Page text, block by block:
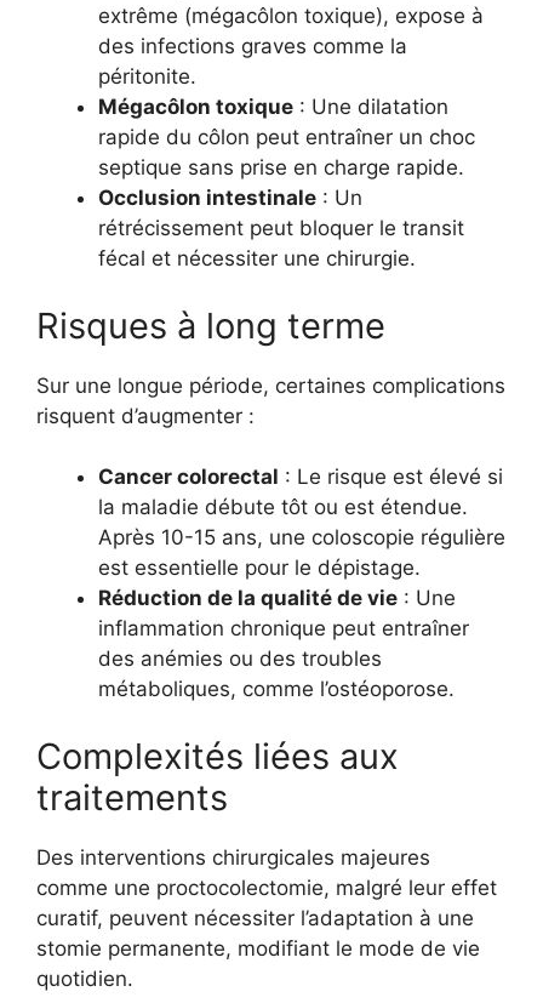
extrême (mégacôlon toxique), expose à
des infections graves comme la
péritonite.
Mégacôlon toxique : Une dilatation
rapide du côlon peut entraîner un choc
septique sans prise en charge rapide.
Occlusion intestinale : Un
rétrécissement peut bloquer le transit
fécal et nécessiter une chirurgie.
Risques à long terme
Sur une longue période, certaines complications
risquent d’augmenter :
Cancer colorectal : Le risque est élevé si
la maladie débute tôt ou est étendue.
Après 10-15 ans, une coloscopie régulière
est essentielle pour le dépistage.
Réduction de la qualité de vie : Une
inflammation chronique peut entraîner
des anémies ou des troubles
métaboliques, comme l’ostéoporose.
Complexités liées aux
traitements
Des interventions chirurgicales majeures
comme une proctocolectomie, malgré leur effet
curatif, peuvent nécessiter l’adaptation à une
stomie permanente, modifiant le mode de vie
quotidien.